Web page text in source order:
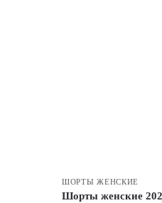
ШОРТЫ ЖЕНСКИЕ
Шорты женские